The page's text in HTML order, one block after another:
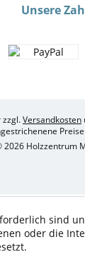
Unsere
zzgl.Versandkosten
2026 Holzzentrum
sind
oder die